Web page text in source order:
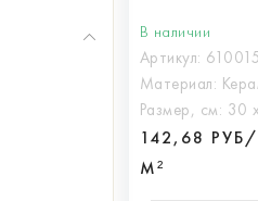
В наличии
Артикул:
Материал:
Размер, см: 30
142,68 РУБ/
М²